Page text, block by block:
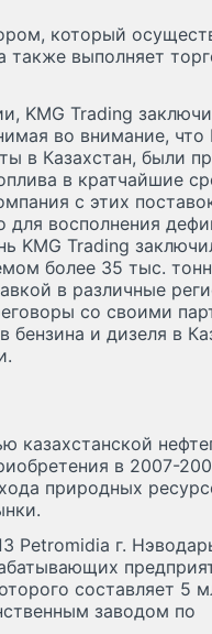
который
также выполняет
KMG Trading
во внимание, что
в Казахстан, были
в кратчайшие
с этих
восполнения
KMG Trading
более 35 тыс.
в различные
со своими
и дизеля в
казахстанской
в 2007-
природных
Petromidia г.
составляет 5
заводом по